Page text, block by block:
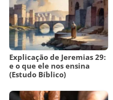
Explicação de Jeremias 29:
e o que ele nos ensina
(Estudo Bíblico)